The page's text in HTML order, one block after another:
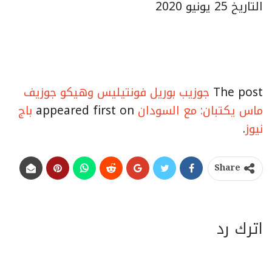
التاريخ 25 يونيو 2020
The post جوزيب بوريل فونتيليس وهيكو جوزيف
ماس يكتبان: مع السودان
باج
نيوز.
Share
اترك رد